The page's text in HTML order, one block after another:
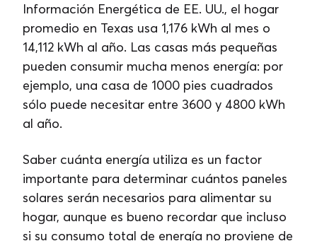
Información Energética de EE. UU., el hogar
promedio en Texas usa 1,176 kWh al mes o
14,112 kWh al año. Las casas más pequeñas
pueden consumir mucha menos energía: por
ejemplo, una casa de 1000 pies cuadrados
sólo puede necesitar entre 3600 y 4800 kWh
al año.
Saber cuánta energía utiliza es un factor
importante para determinar cuántos paneles
solares serán necesarios para alimentar su
hogar, aunque es bueno recordar que incluso
si su consumo total de energía no proviene de